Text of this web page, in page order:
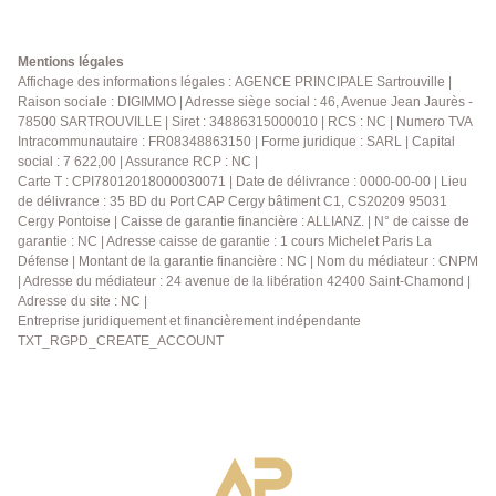
charme, prête à accueillir une nouvelle histoire de
famille. Une maison où il fait bon vivre, alliant
élégance, fonctionnalité et qualité de vie dans un
environnement exceptionnel. Une opportunité rare sur
le secteur, à découvrir sans tarder ! N'hésitez plus et
contactez-nous au 01.39.13.12.21 !!!
Mandat Agence Principale de Sartrouville, votre
agence de confiance dans les Yvelines depuis plus de
40 ans.
Mentions légales
Affichage des informations légales : AGENCE PRINCIPALE Sartrouville |
Raison sociale : DIGIMMO | Adresse siège social : 46, Avenue Jean Jaurès -
78500 SARTROUVILLE | Siret : 34886315000010 | RCS : NC | Numero TVA
Intracommunautaire : FR08348863150 | Forme juridique : SARL | Capital
social : 7 622,00 | Assurance RCP : NC |
Carte T : CPI78012018000030071 | Date de délivrance : 0000-00-00 | Lieu
de délivrance : 35 BD du Port CAP Cergy bâtiment C1, CS20209 95031
Cergy Pontoise | Caisse de garantie financière : ALLIANZ. | N° de caisse de
garantie : NC | Adresse caisse de garantie : 1 cours Michelet Paris La
Défense | Montant de la garantie financière : NC | Nom du médiateur : CNPM
| Adresse du médiateur : 24 avenue de la libération 42400 Saint-Chamond |
Adresse du site : NC |
Entreprise juridiquement et financièrement indépendante
TXT_RGPD_CREATE_ACCOUNT